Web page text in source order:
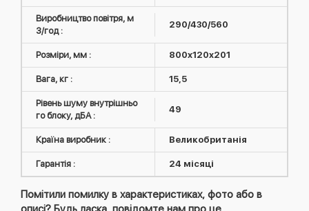
Виробництво повітря, м
3/год :
290/430/560
Розміри, мм : 800x120x201
Вага, кг : 15,5
Рівень шуму внутрішньо
го блоку, дБА :
49
Країна виробник : Великобританія
Гарантія : 24 місяці
Помітили помилку в характеристиках, фото або в